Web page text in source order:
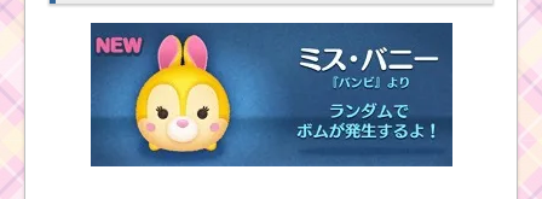
毛を結んだツムで経験
値430Expを稼ぐ方法と
最適なツムはコチラ